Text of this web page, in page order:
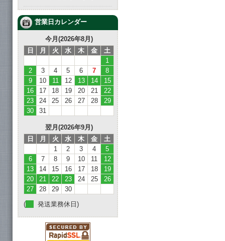
営業日カレンダー
今月(2026年8月)
日
月 火 水 木 金
土
1
2
3 4 5 6 7
8
9
10 11 12 13 14
15
16
17 18 19 20 21
22
23
24 25 26 27 28
29
30
31
翌月(2026年9月)
日
月 火 水 木 金
土
1
2 3 4
5
6
7 8 9 10 11
12
13
14 15 16 17 18
19
20
21 22 23 24 25
26
27
28 29
30
(
発送業務休日)